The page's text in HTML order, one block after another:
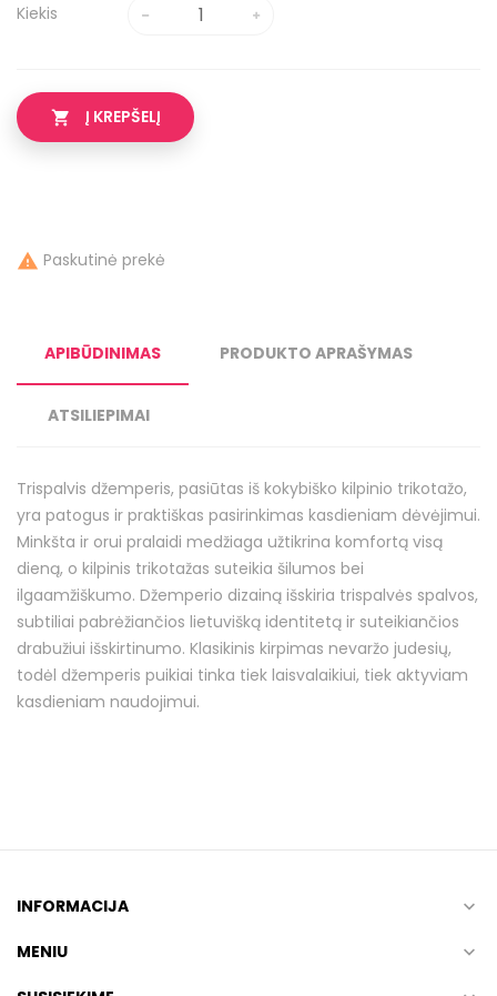
Kiekis
 Į KREPŠELĮ
 Paskutinė prekė
APIBŪDINIMAS PRODUKTO APRAŠYMAS
ATSILIEPIMAI
Trispalvis džemperis, pasiūtas iš kokybiško kilpinio trikotažo,
yra patogus ir praktiškas pasirinkimas kasdieniam dėvėjimui.
Minkšta ir orui pralaidi medžiaga užtikrina komfortą visą
dieną, o kilpinis trikotažas suteikia šilumos bei
ilgaamžiškumo. Džemperio dizainą išskiria trispalvės spalvos,
subtiliai pabrėžiančios lietuvišką identitetą ir suteikiančios
drabužiui išskirtinumo. Klasikinis kirpimas nevaržo judesių,
todėl džemperis puikiai tinka tiek laisvalaikiui, tiek aktyviam
kasdieniam naudojimui.
INFORMACIJA

MENIU
